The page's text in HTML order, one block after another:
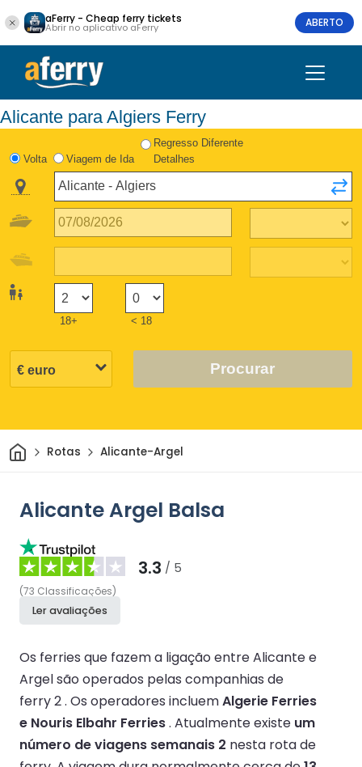
aFerry - Cheap ferry tickets
Abrir no aplicativo aFerry ABERTO
Alicante para Algiers Ferry
Volta Viagem de Ida
Regresso Diferente
Detalhes
18+ < 18
Procurar
CasaRotas Alicante-Argel
Alicante Argel Balsa
3.3 / 5
(73 Classificações)
Ler avaliações
Os ferries que fazem a ligação entre Alicante e
Argel são operados pelas companhias de
ferry 2 . Os operadores incluemAlgerie Ferries
e Nouris Elbahr Ferries. Atualmente existe um
número de viagens semanais 2 nesta rota de